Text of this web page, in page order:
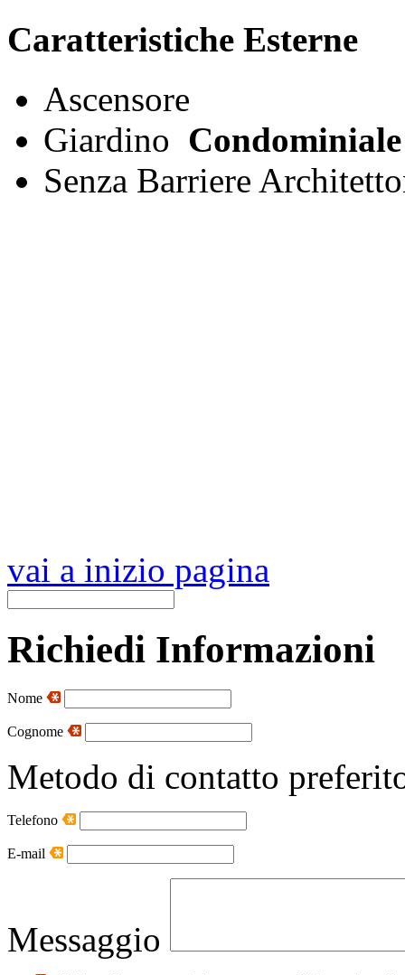
Caratteristiche Esterne
Ascensore
Giardino Condominiale
Senza Barriere
vai a inizio pagina
Richiedi Informazioni
Nome
Cognome
Metodo di contatto
Telefono
E-mail
Messaggio